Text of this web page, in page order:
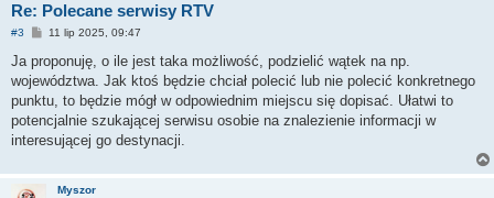
Re: Polecane serwisy RTV
#3
P
s
11 lip 2025, 09:47
Ja proponuję, o ile jest taka możliwość, podzielić wątek na np.
województwa. Jak ktoś będzie chciał polecić lub nie polecić konkretnego
punktu, to będzie mógł w odpowiednim miejscu się dopisać. Ułatwi to
potencjalnie szukającej serwisu osobie na znalezienie informacji w
interesującej go destynacji.
Myszor